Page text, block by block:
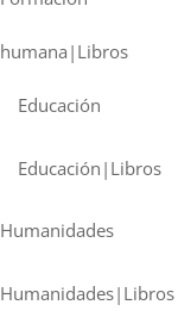
humana|Libros
Educación
Educación|Libros
Humanidades
Humanidades|Libros